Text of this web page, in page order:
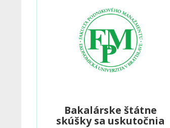
Bakalárske štátne
skúšky sa uskutočnia